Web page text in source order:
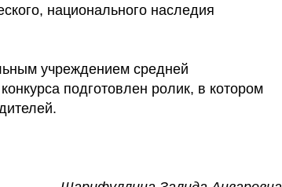
национального наследия
учреждением средней
подготовлен ролик, в котором